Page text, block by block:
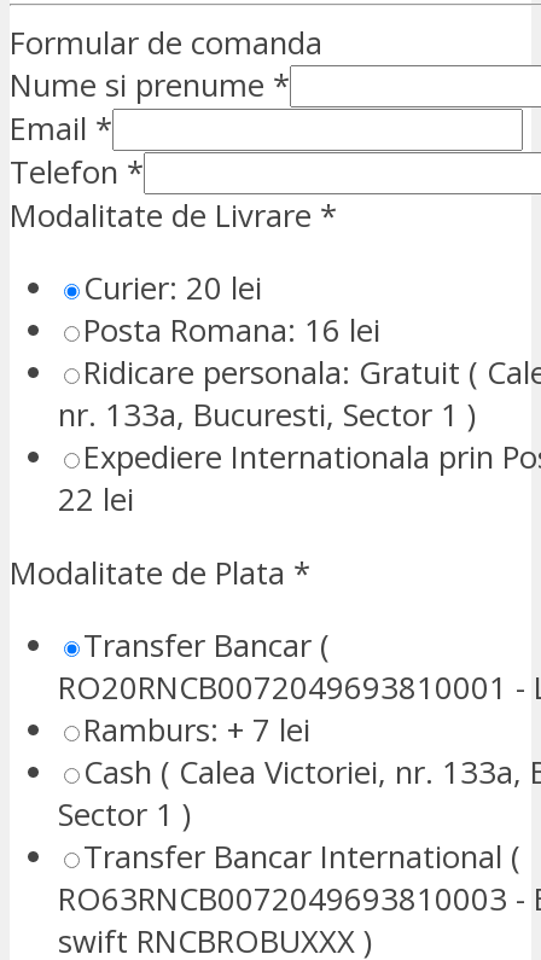
Formular de comanda
Nume si prenume *
Email *
Telefon *
Modalitate de Livrare *
Curier: 20 lei
Posta Romana: 16 lei
Ridicare personala: Gratuit (
nr. 133a, Bucuresti, Sector 1 )
Expediere Internationala prin
22 lei
Modalitate de Plata *
Transfer Bancar (
RO20RNCB0072049693810001 -
Ramburs: + 7 lei
Cash ( Calea Victoriei, nr. 133a,
Sector 1 )
Transfer Bancar International (
RO63RNCB0072049693810003 -
swift RNCBROBUXXX )